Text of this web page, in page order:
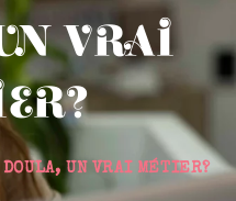
VRAI
DOULA, UN VRAI MÉTIER?